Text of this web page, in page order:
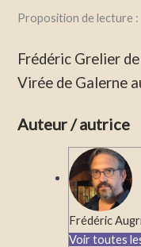
Proposition de lecture :
Frédéric Grelier
Virée de Galerne
Auteur / autrice
Frédéric
Voir toutes